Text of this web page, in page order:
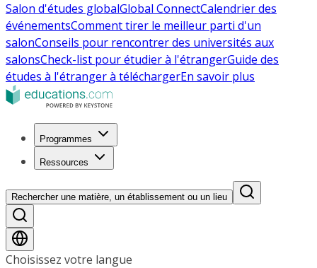
Salon d'études globalGlobal ConnectCalendrier des
événementsComment tirer le meilleur parti d'un
salonConseils pour rencontrer des universités aux
salonsCheck-list pour étudier à l'étrangerGuide des
études à l'étranger à téléchargerEn savoir plus
Programmes
Ressources
Rechercher une matière, un établissement ou un lieu
Choisissez votre langue